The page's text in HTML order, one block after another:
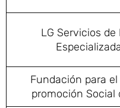
LG Servicios de
Fundación para
promoción Social